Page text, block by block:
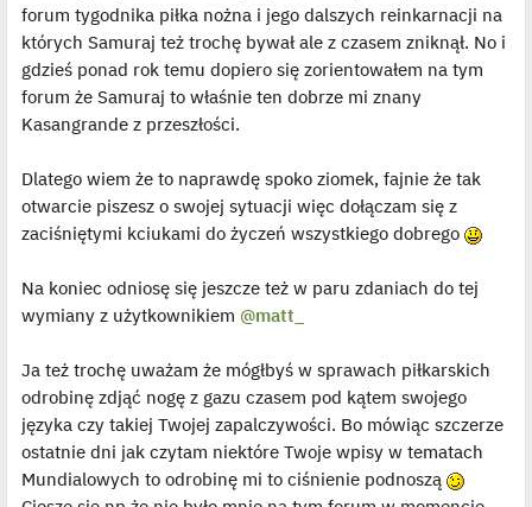
forum tygodnika piłka nożna i jego dalszych reinkarnacji na
których Samuraj też trochę bywał ale z czasem zniknął. No i
gdzieś ponad rok temu dopiero się zorientowałem na tym
forum że Samuraj to właśnie ten dobrze mi znany
Kasangrande z przeszłości.
Dlatego wiem że to naprawdę spoko ziomek, fajnie że tak
otwarcie piszesz o swojej sytuacji więc dołączam się z
zaciśniętymi kciukami do życzeń wszystkiego dobrego
Na koniec odniosę się jeszcze też w paru zdaniach do tej
wymiany z użytkownikiem @matt_
Ja też trochę uważam że mógłbyś w sprawach piłkarskich
odrobinę zdjąć nogę z gazu czasem pod kątem swojego
języka czy takiej Twojej zapalczywości. Bo mówiąc szczerze
ostatnie dni jak czytam niektóre Twoje wpisy w tematach
Mundialowych to odrobinę mi to ciśnienie podnoszą